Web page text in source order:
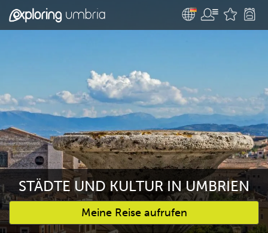
STÄDTE UND KULTUR IN UMBRIEN
Meine Reise aufrufen